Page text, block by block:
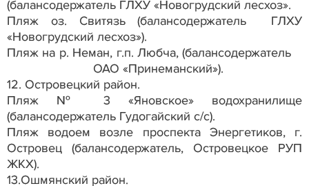
(балансодержатель ГЛХУ «Новогрудский лесхоз».
Пляж оз. Свитязь (балансодержатель ГЛХУ
«Новогрудский лесхоз»).
Пляж на р. Неман, г.п. Любча, (балансодержатель
ОАО «Принеманский»).
12. Островецкий район.
Пляж № 3 «Яновское» водохранилище
(балансодержатель Гудогайский с/с).
Пляж водоем возле проспекта Энергетиков, г.
Островец (балансодержатель, Островецкое РУП
ЖКХ).
13.Ошмянский район.